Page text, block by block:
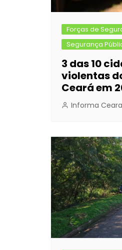
Forças de
Segurança
3 das 10
violentas
Ceará em
Informa Ceara